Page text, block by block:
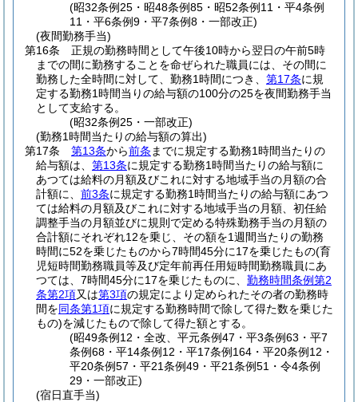
(昭32条例25・昭48条例85・昭52条例11・平4条例
11・平6条例9・平7条例8・一部改正)
(夜間勤務手当)
第16条
正規の勤務時間として午後10時から翌日の午前5時
までの間に勤務することを命ぜられた職員には、その間に
勤務した全時間に対して、勤務1時間につき、 第17条に規
定する勤務1時間当りの給与額の100分の25を夜間勤務手当
として支給する。
(昭32条例25・一部改正)
(勤務1時間当たりの給与額の算出)
第17条
第13条から前条 までに規定する勤務1時間当たりの
給与額は、 第13条に規定する勤務1時間当たりの給与額に
あつては給料の月額及びこれに対する地域手当の月額の合
計額に、 前3条に規定する勤務1時間当たりの給与額にあつ
ては給料の月額及びこれに対する地域手当の月額、初任給
調整手当の月額並びに規則で定める特殊勤務手当の月額の
合計額にそれぞれ12を乗じ、その額を1週間当たりの勤務
時間に52を乗じたものから7時間45分に17を乗じたもの(育
児短時間勤務職員等及び定年前再任用短時間勤務職員にあ
つては、7時間45分に17を乗じたものに、 勤務時間条例第2
条第2項又は第3項の規定により定められたその者の勤務時
間を同条第1項に規定する勤務時間で除して得た数を乗じた
もの)を減じたもので除して得た額とする。
(昭49条例12・全改、平元条例47・平3条例63・平7
条例68・平14条例12・平17条例164・平20条例12・
平20条例57・平21条例49・平21条例51・令4条例
29・一部改正)
(宿日直手当)